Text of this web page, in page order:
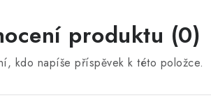
produktu (0)
kdo napíše příspěvek k této položce.